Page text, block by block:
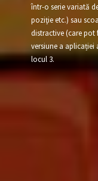
într-o serie variată
poziţie etc.) sau
distractive (care pot
versiune a aplicației
locul 3.